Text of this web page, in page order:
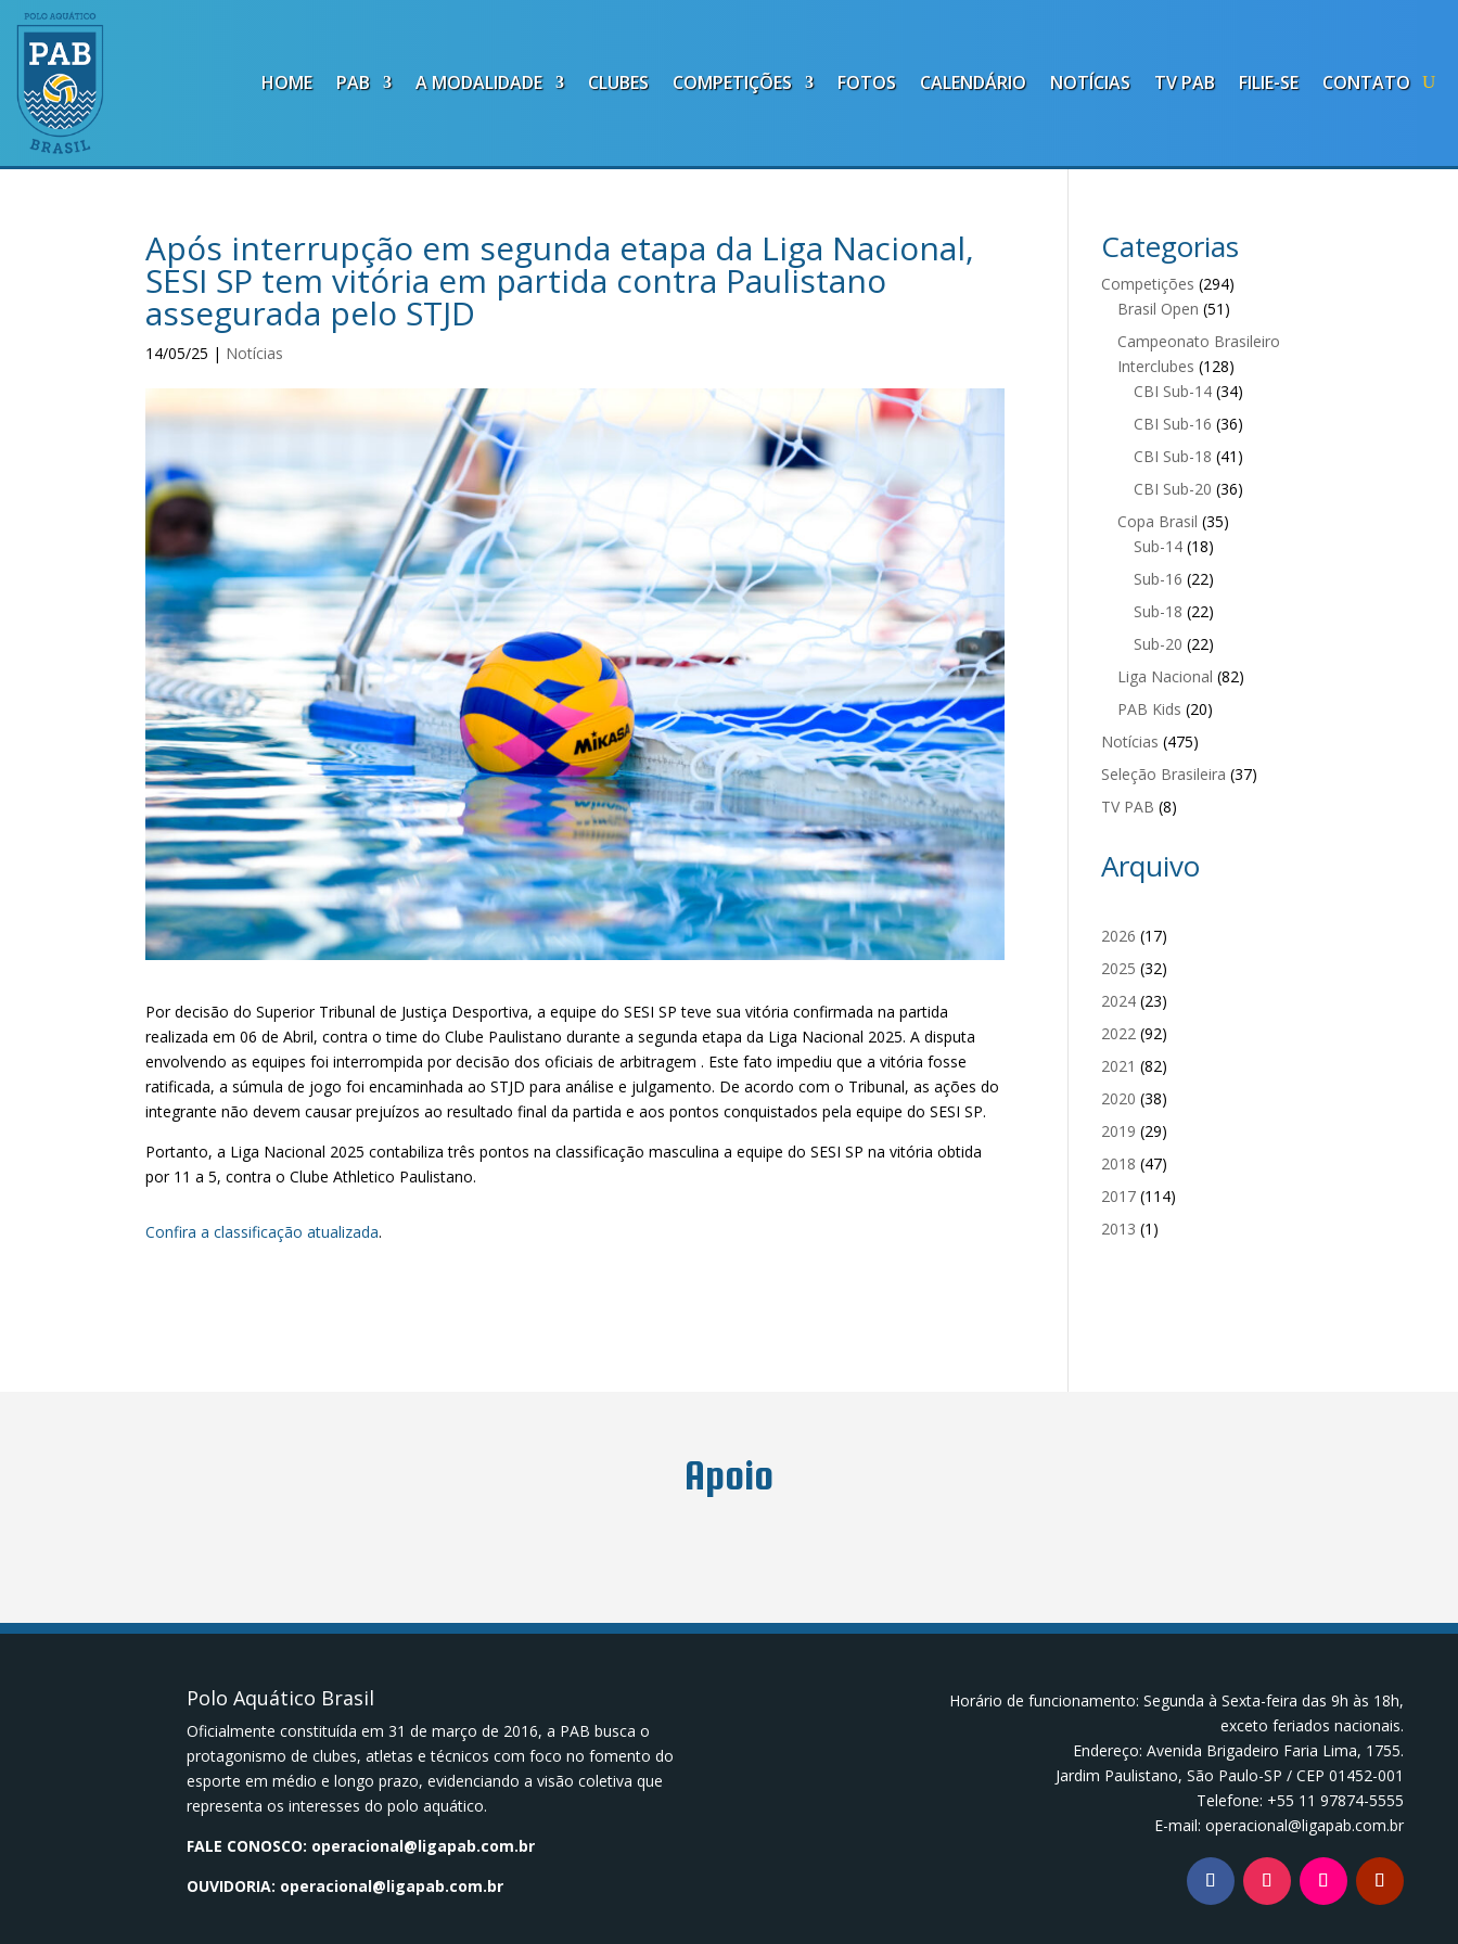
HOME PAB A MODALIDADE CLUBES COMPETIÇÕES FOTOS CALENDÁRIO NOTÍCIAS TV PAB FILIE-SE CONTATO
Após interrupção em segunda etapa da Liga Nacional,
SESI SP tem vitória em partida contra Paulistano
assegurada pelo STJD
14/05/25 | Notícias
Por decisão do Superior Tribunal de Justiça Desportiva, a equipe do SESI SP teve sua vitória confirmada na partida
realizada em 06 de Abril, contra o time do Clube Paulistano durante a segunda etapa da Liga Nacional 2025. A disputa
envolvendo as equipes foi interrompida por decisão dos oficiais de arbitragem . Este fato impediu que a vitória fosse
ratificada, a súmula de jogo foi encaminhada ao STJD para análise e julgamento. De acordo com o Tribunal, as ações do
integrante não devem causar prejuízos ao resultado final da partida e aos pontos conquistados pela equipe do SESI SP.
Portanto, a Liga Nacional 2025 contabiliza três pontos na classificação masculina a equipe do SESI SP na vitória obtida
por 11 a 5, contra o Clube Athletico Paulistano.
Confira a classificação atualizada.
Categorias
Competições (294)
Brasil Open (51)
Campeonato Brasileiro
Interclubes (128)
CBI Sub-14 (34)
CBI Sub-16 (36)
CBI Sub-18 (41)
CBI Sub-20 (36)
Copa Brasil (35)
Sub-14 (18)
Sub-16 (22)
Sub-18 (22)
Sub-20 (22)
Liga Nacional (82)
PAB Kids (20)
Notícias (475)
Seleção Brasileira (37)
TV PAB (8)
Arquivo
2026 (17)
2025 (32)
2024 (23)
2022 (92)
2021 (82)
2020 (38)
2019 (29)
2018 (47)
2017 (114)
2013 (1)
Apoio
Polo Aquático Brasil
Oficialmente constituída em 31 de março de 2016, a PAB busca o
protagonismo de clubes, atletas e técnicos com foco no fomento do
esporte em médio e longo prazo, evidenciando a visão coletiva que
representa os interesses do polo aquático.
FALE CONOSCO: operacional@ligapab.com.br
OUVIDORIA: operacional@ligapab.com.br
Horário de funcionamento: Segunda à Sexta-feira das 9h às 18h,
exceto feriados nacionais.
Endereço: Avenida Brigadeiro Faria Lima, 1755.
Jardim Paulistano, São Paulo-SP / CEP 01452-001
Telefone: +55 11 97874-5555
E-mail: operacional@ligapab.com.br